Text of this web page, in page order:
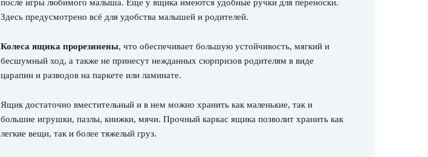
после игры любимого малыша. Еще у ящика имеются удобные ручки для переноски.
Здесь предусмотрено всё для удобства малышей и родителей.
Колеса ящика прорезинены, что обеспечивает большую устойчивость, мягкий и
бесшумный ход, а также не принесут нежданных сюрпризов родителям в виде
царапин и разводов на паркете или ламинате.
Ящик достаточно вместительный и в нем можно хранить как маленькие, так и
большие игрушки, пазлы, книжки, мячи. Прочный каркас ящика позволит хранить как
легкие вещи, так и более тяжелый груз.